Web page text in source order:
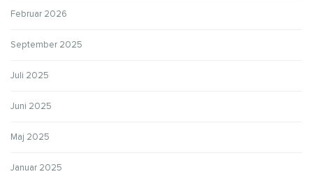
Februar 2026
September 2025
Juli 2025
Juni 2025
Maj 2025
Januar 2025